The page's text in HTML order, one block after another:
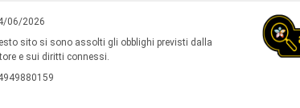
06/2026
sito si sono assolti gli obblighi previsti dalla
e sui diritti connessi.